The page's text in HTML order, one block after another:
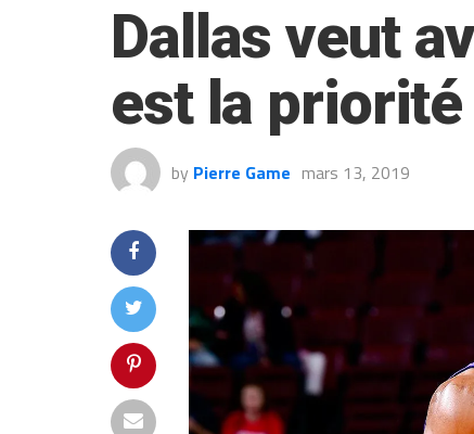
Dallas veut
est la
by Pierre Game mars 13, 2019